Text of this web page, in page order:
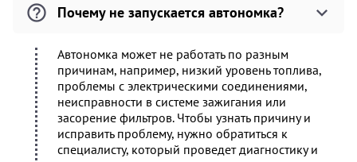
Почему не запускается автономка?
Автономка может не работать по разным
причинам, например, низкий уровень топлива,
проблемы с электрическими соединениями,
неисправности в системе зажигания или
засорение фильтров. Чтобы узнать причину и
исправить проблему, нужно обратиться к
специалисту, который проведет диагностику и